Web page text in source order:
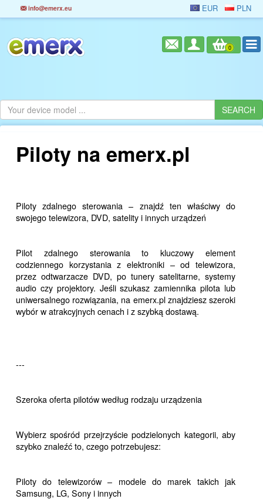
info@emerx.eu EUR PLN
0
Piloty na emerx.pl
Piloty zdalnego sterowania – znajdź ten właściwy do
swojego telewizora, DVD, satelity i innych urządzeń
Pilot zdalnego sterowania to kluczowy element
codziennego korzystania z elektroniki – od telewizora,
przez odtwarzacze DVD, po tunery satelitarne, systemy
audio czy projektory. Jeśli szukasz zamiennika pilota lub
uniwersalnego rozwiązania, na emerx.pl znajdziesz szeroki
wybór w atrakcyjnych cenach i z szybką dostawą.
---
Szeroka oferta pilotów według rodzaju urządzenia
Wybierz spośród przejrzyście podzielonych kategorii, aby
szybko znaleźć to, czego potrzebujesz:
Piloty do telewizorów – modele do marek takich jak
Samsung, LG, Sony i innych